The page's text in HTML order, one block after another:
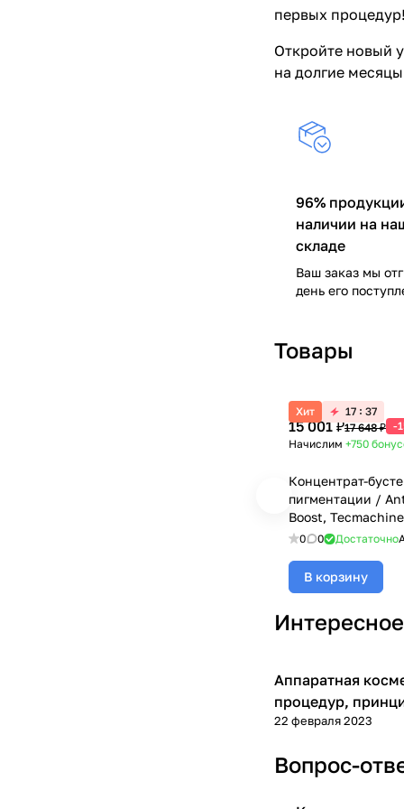
первых
Откройте новый
на долгие
96%
наличии на
складе
Ваш заказ мы
день его
Товары
Хит 17 37
15 001 ₽17 648 ₽ -
Начислим +750
Концентрат-
пигментации /
Boost,
(Джи Джи) - 200
0 0 Достаточно
В корзину
Аппаратная
Аппаратная
процедур,
22 февраля 2023
Вопрос-